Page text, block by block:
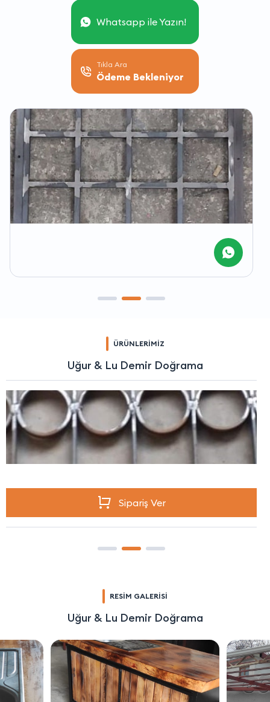
Whatsapp ile Yazın!
Tıkla Ara
Ödeme Bekleniyor
ÜRÜNLERİMİZ
Uğur & Lu Demir Doğrama
Sipariş Ver
RESİM GALERİSİ
Uğur & Lu Demir Doğrama